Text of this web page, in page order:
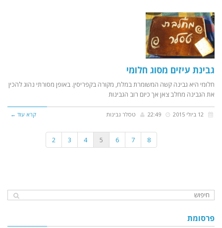
גבינת עיזים מסוג חלומי
חלומי היא גבינה קשה המשומרת במלח, מקורה בקפריסין. באופן מסורתי נהוג להכין
את הגבינה מחלב צאן אך כיום רוב הגבינות
טסלר גבינות קרא עוד ←
2 3 4 5 6 7 8
פרסומת